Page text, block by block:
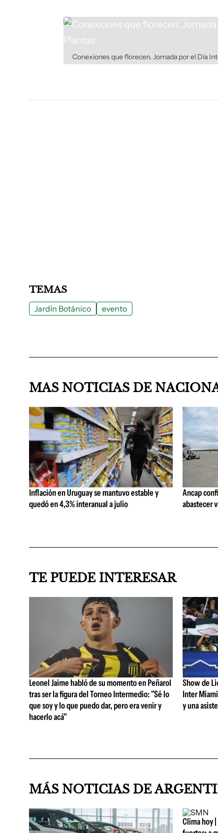
Conexiones que florecen. Jornada por el Día
TEMAS
Jardín Botánico evento
MAS NOTICIAS DE
Inflación en Uruguay se mantuvo estable y
quedó en 4,3% interanual a julio
Ancap
abastecer
TE PUEDE INTERESAR
Leonel Jaime habló de su momento en Peñarol
tras ser la figura del Torneo Intermedio: "Sé lo
que soy y lo que puedo dar, pero era venir y
hacerlo acá"
Show de
Inter
y una
MÁS NOTICIAS DE
Clima hoy